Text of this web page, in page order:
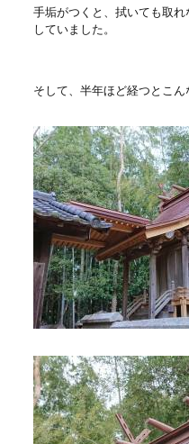
手垢がつくと、拭いても取
していました。
そして、半年ほど経つとこん